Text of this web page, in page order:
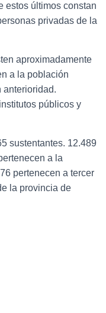
estos últimos constan
privadas de la
aproximadamente
a la población
anterioridad.
públicos y
sustentantes. 12.489
a la
pertenecen a tercer
la provincia de